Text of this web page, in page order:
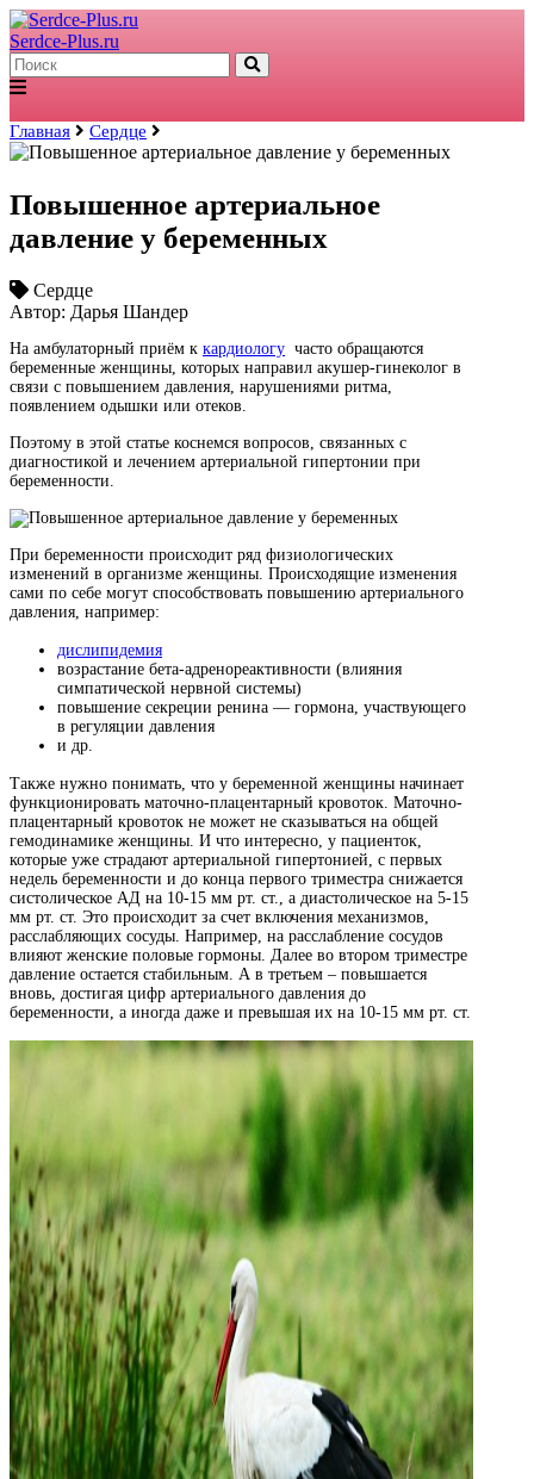
Serdce-Plus.ru
Главная Сердце
Повышенное артериальное
давление у беременных
Сердце
Автор: Дарья Шандер
На амбулаторный приём к кардиологу часто обращаются
беременные женщины, которых направил акушер-гинеколог в
связи с повышением давления, нарушениями ритма,
появлением одышки или отеков.
Поэтому в этой статье коснемся вопросов, связанных с
диагностикой и лечением артериальной гипертонии при
беременности.
При беременности происходит ряд физиологических
изменений в организме женщины. Происходящие изменения
сами по себе могут способствовать повышению артериального
давления, например:
дислипидемия
возрастание бета-адренореактивности (влияния
симпатической нервной системы)
повышение секреции ренина — гормона, участвующего
в регуляции давления
и др.
Также нужно понимать, что у беременной женщины начинает
функционировать маточно-плацентарный кровоток. Маточно-
плацентарный кровоток не может не сказываться на общей
гемодинамике женщины. И что интересно, у пациенток,
которые уже страдают артериальной гипертонией, с первых
недель беременности и до конца первого триместра снижается
систолическое АД на 10-15 мм рт. ст., а диастолическое на 5-15
мм рт. ст. Это происходит за счет включения механизмов,
расслабляющих сосуды. Например, на расслабление сосудов
влияют женские половые гормоны. Далее во втором триместре
давление остается стабильным. А в третьем – повышается
вновь, достигая цифр артериального давления до
беременности, а иногда даже и превышая их на 10-15 мм рт. ст.